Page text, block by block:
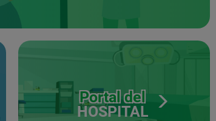
Portal del
HOSPITAL